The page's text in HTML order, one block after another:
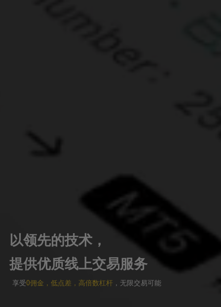
以领先的技术，
提供优质线上交易服务
享受0佣金，低点差，高倍数杠杆 ，无限交易可能